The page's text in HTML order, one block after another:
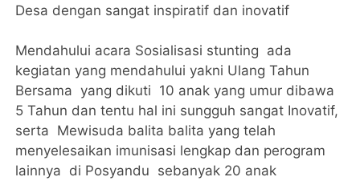
Desa dengan sangat inspiratif dan inovatif
Mendahului acara Sosialisasi stunting ada
kegiatan yang mendahului yakni Ulang Tahun
Bersama yang dikuti 10 anak yang umur dibawa
5 Tahun dan tentu hal ini sungguh sangat Inovatif,
serta Mewisuda balita balita yang telah
menyelesaikan imunisasi lengkap dan perogram
lainnya di Posyandu sebanyak 20 anak